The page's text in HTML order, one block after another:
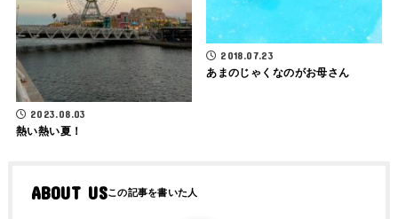
2023.08.03
熱い熱い夏！
2018.07.23
あまのじゃくなのがお母さん
ABOUT US